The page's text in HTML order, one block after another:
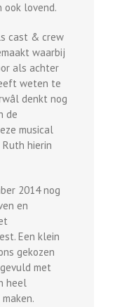
ook lovend.
cast & crew
waarbij
als achter
weten te
denkt nog
de
musical
hierin
2014 nog
en
Een klein
gekozen
met
heel